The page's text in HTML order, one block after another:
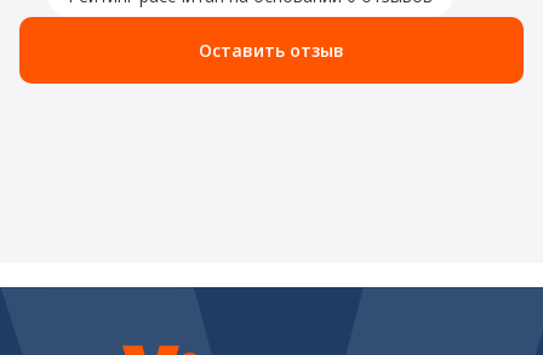
Оставить отзыв